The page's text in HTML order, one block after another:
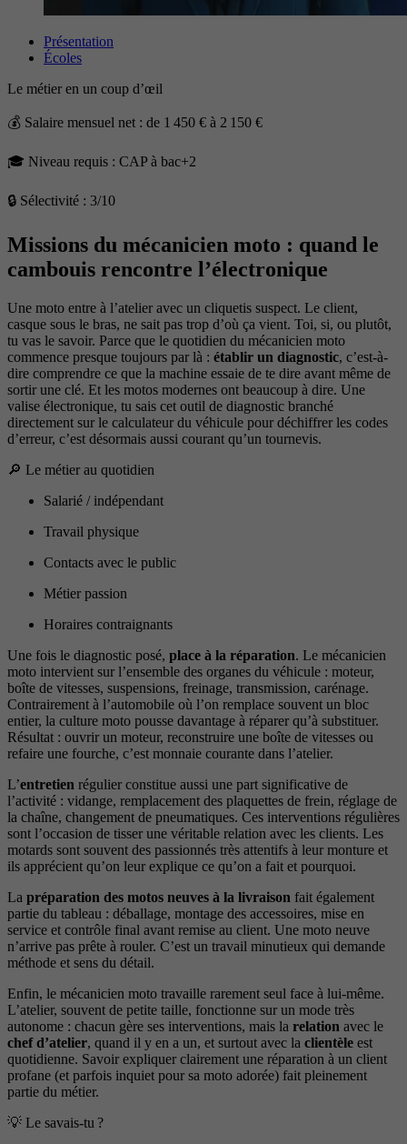
Présentation
Écoles
Le métier en un coup d’œil
💰 Salaire mensuel net : de 1 450 € à 2 150 €
🎓 Niveau requis : CAP à bac+2
🔒 Sélectivité : 3/10
Missions du mécanicien moto : quand le
cambouis rencontre l’électronique
Une moto entre à l’atelier avec un cliquetis suspect. Le client,
casque sous le bras, ne sait pas trop d’où ça vient. Toi, si, ou plutôt,
tu vas le savoir. Parce que le quotidien du mécanicien moto
commence presque toujours par là : établir un diagnostic, c’est-à-
dire comprendre ce que la machine essaie de te dire avant même de
sortir une clé. Et les motos modernes ont beaucoup à dire. Une
valise électronique, tu sais cet outil de diagnostic branché
directement sur le calculateur du véhicule pour déchiffrer les codes
d’erreur, c’est désormais aussi courant qu’un tournevis.
🔎 Le métier au quotidien
Salarié / indépendant
Travail physique
Contacts avec le public
Métier passion
Horaires contraignants
Une fois le diagnostic posé, place à la réparation. Le mécanicien
moto intervient sur l’ensemble des organes du véhicule : moteur,
boîte de vitesses, suspensions, freinage, transmission, carénage.
Contrairement à l’automobile où l’on remplace souvent un bloc
entier, la culture moto pousse davantage à réparer qu’à substituer.
Résultat : ouvrir un moteur, reconstruire une boîte de vitesses ou
refaire une fourche, c’est monnaie courante dans l’atelier.
L’entretien régulier constitue aussi une part significative de
l’activité : vidange, remplacement des plaquettes de frein, réglage de
la chaîne, changement de pneumatiques. Ces interventions régulières
sont l’occasion de tisser une véritable relation avec les clients. Les
motards sont souvent des passionnés très attentifs à leur monture et
ils apprécient qu’on leur explique ce qu’on a fait et pourquoi.
La préparation des motos neuves à la livraison fait également
partie du tableau : déballage, montage des accessoires, mise en
service et contrôle final avant remise au client. Une moto neuve
n’arrive pas prête à rouler. C’est un travail minutieux qui demande
méthode et sens du détail.
Enfin, le mécanicien moto travaille rarement seul face à lui-même.
L’atelier, souvent de petite taille, fonctionne sur un mode très
autonome : chacun gère ses interventions, mais la relation avec le
chef d’atelier, quand il y en a un, et surtout avec la clientèle est
quotidienne. Savoir expliquer clairement une réparation à un client
profane (et parfois inquiet pour sa moto adorée) fait pleinement
partie du métier.
💡 Le savais-tu ?